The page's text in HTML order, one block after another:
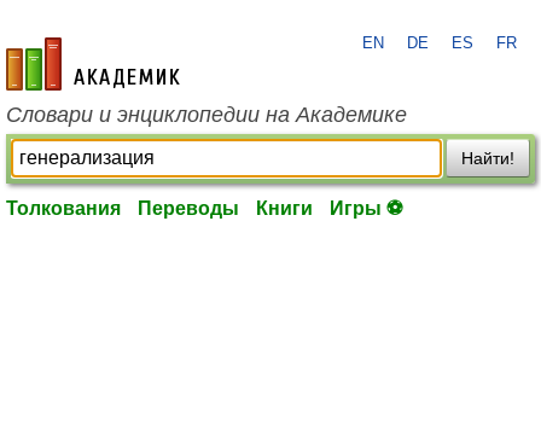
academic.ru
EN DE ES FR
Словари и энциклопедии на Академике
Найти!
Толкования Переводы Книги Игры ⚽